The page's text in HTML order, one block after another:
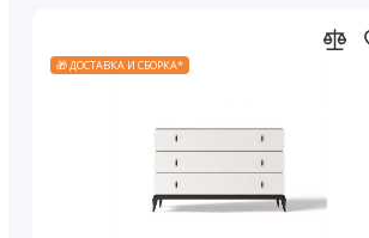
🎁 ДОСТАВКА И СБОРКА*